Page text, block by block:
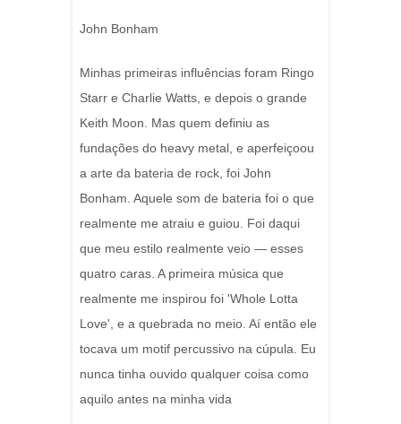
John Bonham
Minhas primeiras influências foram Ringo
Starr e Charlie Watts, e depois o grande
Keith Moon. Mas quem definiu as
fundações do heavy metal, e aperfeiçoou
a arte da bateria de rock, foi John
Bonham. Aquele som de bateria foi o que
realmente me atraiu e guiou. Foi daqui
que meu estilo realmente veio — esses
quatro caras. A primeira música que
realmente me inspirou foi 'Whole Lotta
Love', e a quebrada no meio. Aí então ele
tocava um motif percussivo na cúpula. Eu
nunca tinha ouvido qualquer coisa como
aquilo antes na minha vida